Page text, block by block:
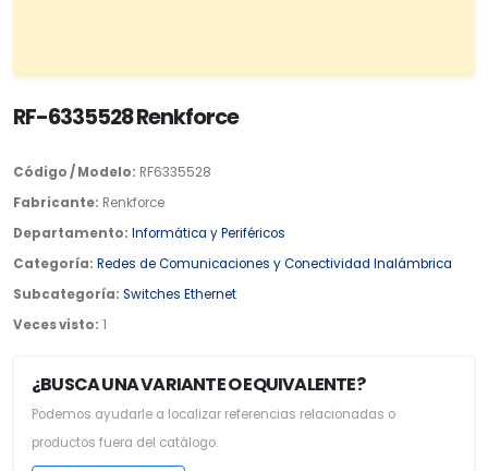
RF-6335528 Renkforce
Código / Modelo: RF6335528
Fabricante: Renkforce
Departamento: Informática y Periféricos
Categoría: Redes de Comunicaciones y Conectividad Inalámbrica
Subcategoría: Switches Ethernet
Veces visto: 1
¿BUSCA UNA VARIANTE O EQUIVALENTE?
Podemos ayudarle a localizar referencias relacionadas o
productos fuera del catálogo.